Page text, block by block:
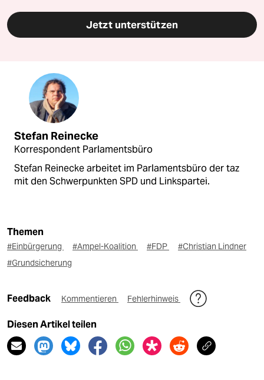
Jetzt unterstützen
Stefan Reinecke
Korrespondent Parlamentsbüro
Stefan Reinecke arbeitet im Parlamentsbüro der taz
mit den Schwerpunkten SPD und Linkspartei.
Themen
#Einbürgerung #Ampel-Koalition #FDP
#Christian Lindner
#Grundsicherung
Feedback Kommentieren Fehlerhinweis
Diesen Artikel teilen